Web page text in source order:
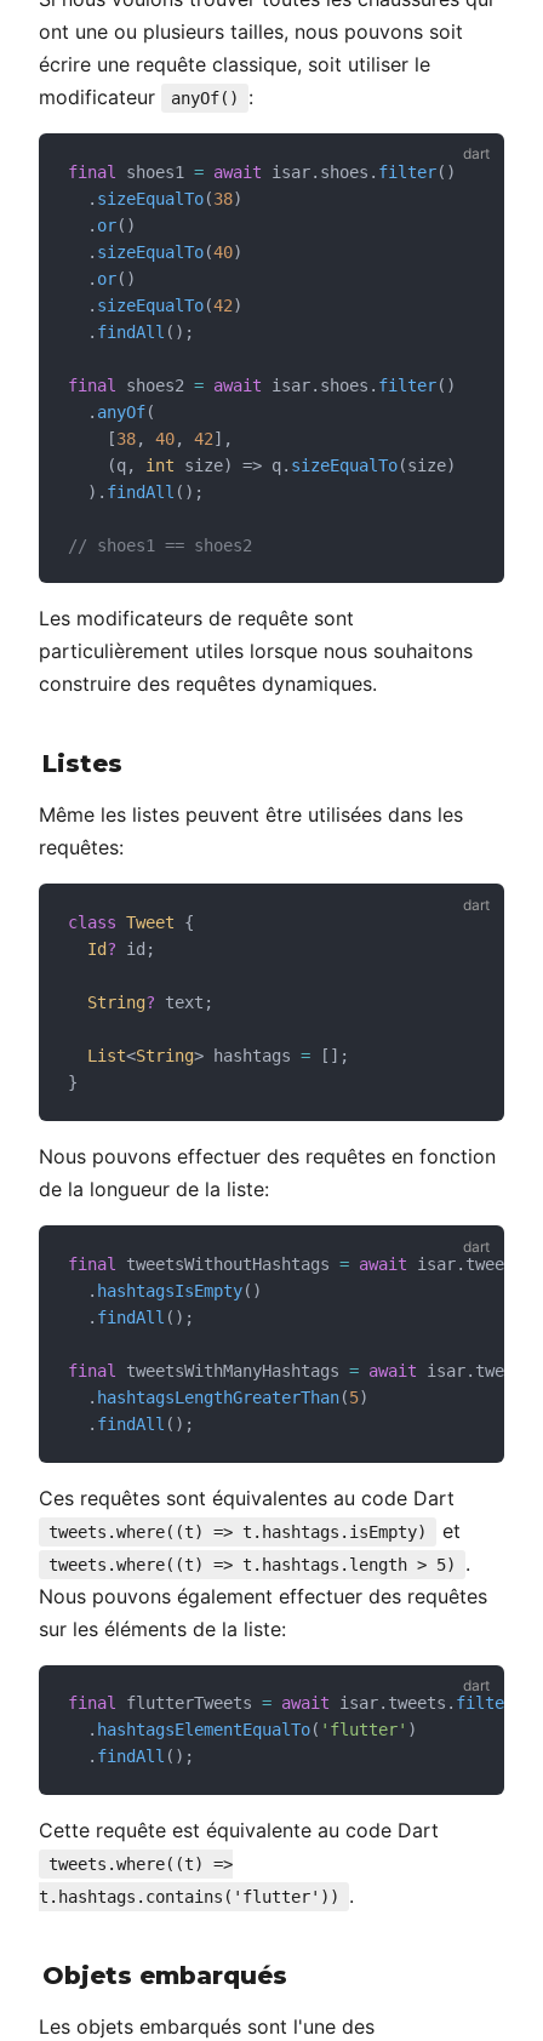
ont une ou plusieurs tailles, nous pouvons soit
écrire une requête classique, soit utiliser le
modificateur
anyOf() :
final shoes1 = await isar.shoes. filter()
  .
sizeEqualTo(38)
  .
or()
  .
sizeEqualTo(40)
  .
or()
  .
sizeEqualTo(42)
  .
findAll ();
final shoes2 = await isar.shoes. filter()
  .
anyOf(
    [
38, 40, 42],
    (q,
int size) => q. sizeEqualTo(size)
  ).
findAll ();
// shoes1 == shoes2
Les modificateurs de requête sont
particulièrement utiles lorsque nous souhaitons
construire des requêtes dynamiques.
Listes
Même les listes peuvent être utilisées dans les
requêtes:
class Tweet {
Id? id;
String? text;
List<String> hashtags = [];
}
Nous pouvons effectuer des requêtes en fonction
de la longueur de la liste:
final tweetsWithoutHashtags = await isar.tweets.
  .
hashtagsIsEmpty()
  .
findAll ();
final tweetsWithManyHashtags = await isar.tweets.
  .
hashtagsLengthGreaterThan(5)
  .
findAll ();
Ces requêtes sont équivalentes au code Dart
tweets.where((t) => t.hashtags.isEmpty) et
tweets.where((t) => t.hashtags.length > 5)
.
Nous pouvons également effectuer des requêtes
sur les éléments de la liste:
final flutterTweets = await isar.tweets. filter
  .
hashtagsElementEqualTo( 'flutter' )
  .
findAll ();
Cette requête est équivalente au code Dart
tweets.where((t) =>
t.hashtags.contains('flutter'))
.
Objets embarqués
Les objets embarqués sont l'une des